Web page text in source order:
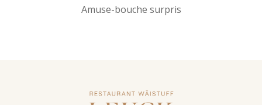
Amuse-bouche surpris